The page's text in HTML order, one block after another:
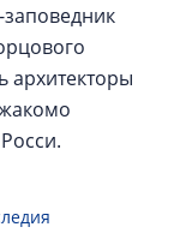
архитекторы